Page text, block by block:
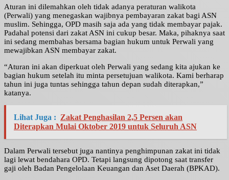
Aturan ini dilemahkan oleh tidak adanya peraturan walikota
(Perwali) yang menegaskan wajibnya pembayaran zakat bagi ASN
muslim. Sehingga, OPD masih saja ada yang tidak membayar pajak.
Padahal potensi dari zakat ASN ini cukup besar. Maka, pihaknya saat
ini sedang membahas bersama bagian hukum untuk Perwali yang
mewajibkan ASN membayar zakat.
“Aturan ini akan diperkuat oleh Perwali yang sedang kita ajukan ke
bagian hukum setelah itu minta persetujuan walikota. Kami berharap
tahun ini juga tuntas sehingga tahun depan sudah diterapkan,”
katanya.
Lihat Juga : Zakat Penghasilan 2,5 Persen akan
Diterapkan Mulai Oktober 2019 untuk Seluruh ASN
Dalam Perwali tersebut juga nantinya penghimpunan zakat ini tidak
lagi lewat bendahara OPD. Tetapi langsung dipotong saat transfer
gaji oleh Badan Pengelolaan Keuangan dan Aset Daerah (BPKAD).